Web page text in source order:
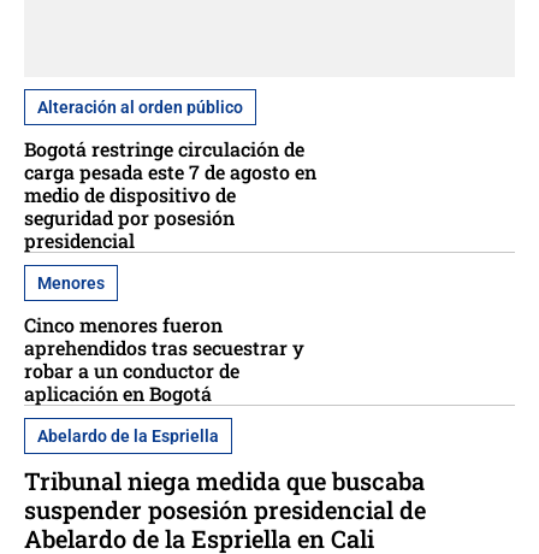
Alteración al orden público
Bogotá restringe circulación de
carga pesada este 7 de agosto en
medio de dispositivo de
seguridad por posesión
presidencial
Menores
Cinco menores fueron
aprehendidos tras secuestrar y
robar a un conductor de
aplicación en Bogotá
Abelardo de la Espriella
Tribunal niega medida que buscaba
suspender posesión presidencial de
Abelardo de la Espriella en Cali